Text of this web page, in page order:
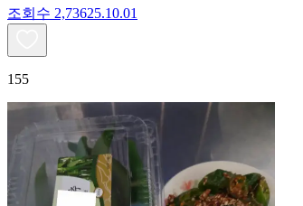
조회수 2,73625.10.01
155